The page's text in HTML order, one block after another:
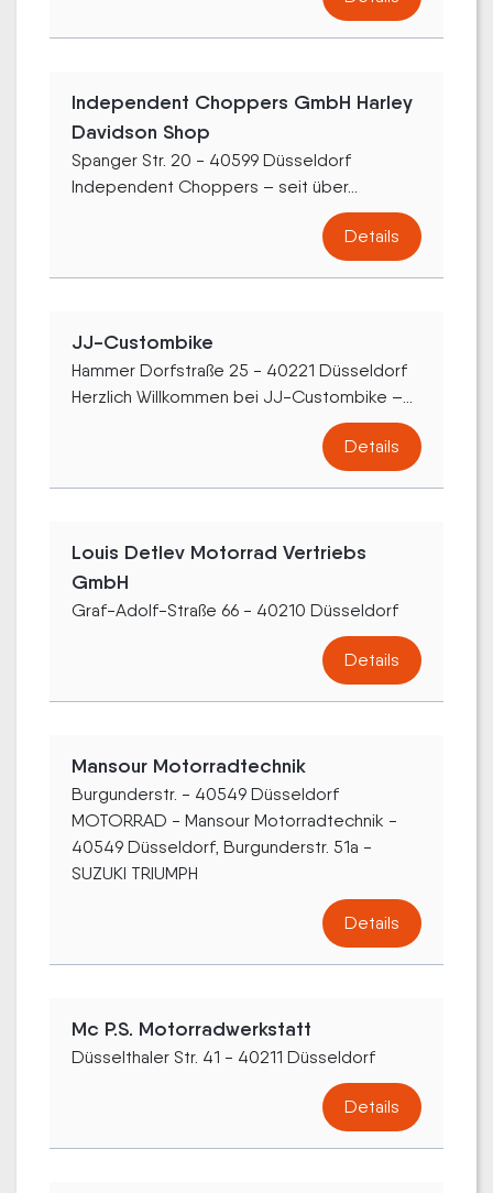
Independent Choppers GmbH Harley
Davidson Shop
Spanger Str. 20 - 40599 Düsseldorf
Independent Choppers – seit über...
Details
JJ-Custombike
Hammer Dorfstraße 25 - 40221 Düsseldorf
Herzlich Willkommen bei JJ-Custombike –...
Details
Louis Detlev Motorrad Vertriebs
GmbH
Graf-Adolf-Straße 66 - 40210 Düsseldorf
Details
Mansour Motorradtechnik
Burgunderstr. - 40549 Düsseldorf
MOTORRAD - Mansour Motorradtechnik -
40549 Düsseldorf, Burgunderstr. 51a -
SUZUKI TRIUMPH
Details
Mc P.S. Motorradwerkstatt
Düsselthaler Str. 41 - 40211 Düsseldorf
Details